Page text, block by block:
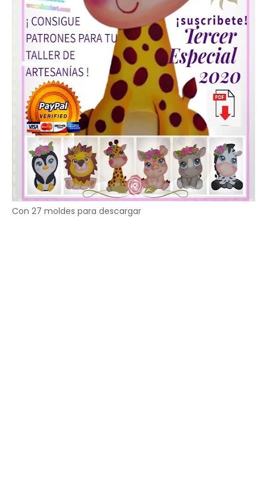
Con 27 moldes para descargar